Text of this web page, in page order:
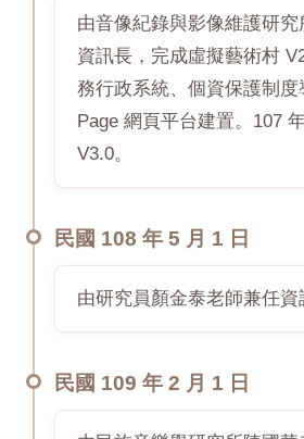
由音像紀錄與影像維護研
資訊長，完成虛擬藝術村
務行政系統、個資保護制度
Page 網頁平台建置。107
V3.0。
民國 108 年 5 月 1 日
由研究員顏金泰老師兼任資
民國 109 年 2 月 1 日